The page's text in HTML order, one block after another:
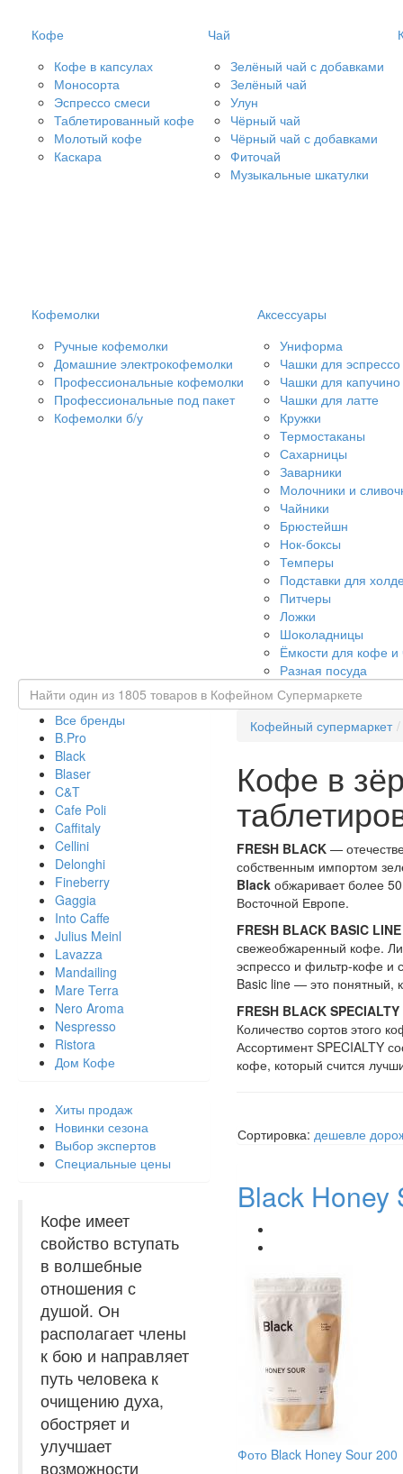
Кофе
Кофе в капсулах
Моносорта
Эспрессо смеси
Таблетированный кофе
Молотый кофе
Каскара
Чай
Зелёный чай с добавками
Зелёный чай
Улун
Чёрный чай
Чёрный чай с добавками
Фиточай
Музыкальные шкатулки
Кофемолки
Ручные кофемолки
Домашние электрокофемолки
Профессиональные кофемолки
Профессиональные под пакет
Кофемолки б/у
Аксессуары
Униформа
Чашки для эспрессо
Чашки для капучино
Чашки для латте
Кружки
Термостаканы
Сахарницы
Заварники
Молочники и
Чайники
Брюстейшн
Нок-боксы
Темперы
Подставки для
Питчеры
Ложки
Шоколадницы
Ёмкости для кофе и
Разная посуда
Все бренды
B.Pro
Black
Blaser
C&T
Cafe Poli
Caffitaly
Cellini
Delonghi
Fineberry
Gaggia
Into Caffe
Julius Meinl
Lavazza
Mandailing
Mare Terra
Nero Aroma
Nespresso
Ristora
Дом Кофе
Хиты продаж
Новинки сезона
Выбор экспертов
Специальные цены
Кофе имеет
свойство вступать
в волшебные
отношения с
душой. Он
располагает члены
к бою и направляет
путь человека к
очищению духа,
обостряет и
улучшает
возможности
Кофейный супермаркет
Кофе в
FRESH BLACK—
собственным импортом
Blackобжаривает более
Восточной Европе.
FRESH BLACK BASIC LINE
свежеобжаренный кофе.
эспрессо и фильтр-кофе и
Basic line — это понятный,
FRESH BLACK SPECIALTY
Количество сортов этого
Ассортимент SPECIALTY
кофе, который счится
Сортировка: дешевле
Black Honey
Фото Black Honey Sour 200